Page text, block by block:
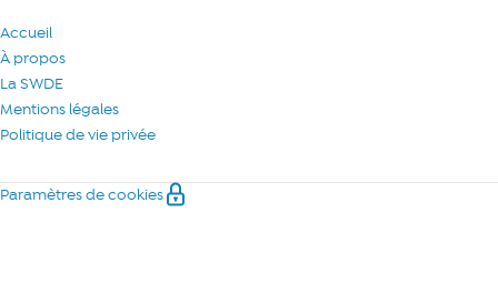
Accueil
À propos
La SWDE
Mentions légales
Politique de vie privée
Paramètres de cookies